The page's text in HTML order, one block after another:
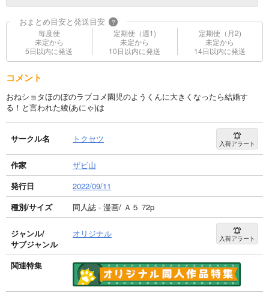
おまとめ目安と発送目安 ?
毎度便
未定から
5日以内に発送
定期便（週1)
未定から
10日以内に発送
定期便（月2)
未定から
14日以内に発送
コメント
おねショタほのぼのラブコメ園児のようくんに大きくなったら結婚す
る！と言われた綾(あにゃ)は
サークル名 トクセツ 入荷アラート
作家
ザビ山
発行日
2022/09/11
種別/サイズ
同人誌 - 漫画/ Ａ５ 72p
ジャンル/
サブジャンル
オリジナル 入荷アラート
関連特集